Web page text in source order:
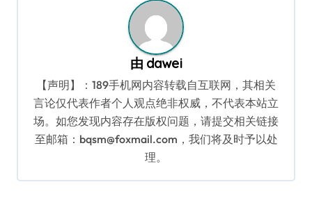
由 dawei
【声明】：189手机网内容转载自互联网，其相关
言论仅代表作者个人观点绝非权威，不代表本站立
场。如您发现内容存在版权问题，请提交相关链接
至邮箱：bqsm@foxmail.com，我们将及时予以处
理。